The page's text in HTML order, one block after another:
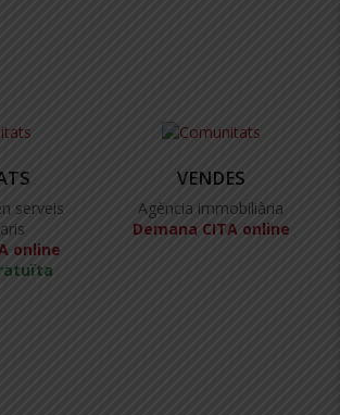
serveis
online
VENDES
Agència immobiliària
Demana CITA online